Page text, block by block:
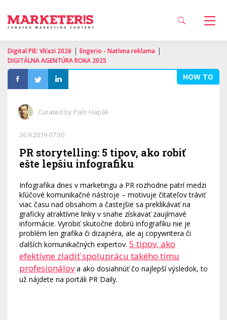
Digital PIE: Víťazi 2026 | Engerio - Natívna reklama |
DIGITÁLNA AGENTÚRA ROKA 2025
HOW TO
Curated by Palo Hapák
26.9.2019 07:30
PR storytelling: 5 tipov, ako robiť
ešte lepšiu infografiku
Infografika dnes v marketingu a PR rozhodne patrí medzi
kľúčové komunikačné nástroje – motivuje čitateľov tráviť
viac času nad obsahom a častejšie sa preklikávať na
graficky atraktívne linky v snahe získavať zaujímavé
informácie. Vyrobiť skutočne dobrú infografiku nie je
problém len grafika či dizajnéra, ale aj copywritera či
ďalších komunikačných expertov. 5 tipov, ako
efektívne zladiť spoluprácu takého tímu
profesionálova ako dosiahnúť čo najlepší výsledok, to
už nájdete na portáli PR Daily.